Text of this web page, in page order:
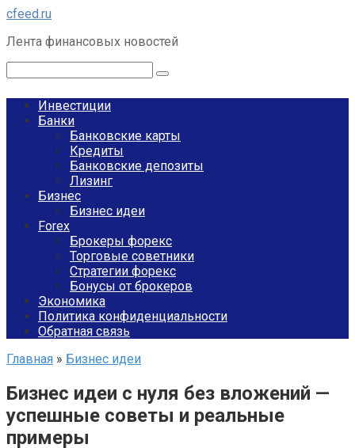
Перейти
контенту
cfeed.ru
Лента финансовых новостей
Инвестиции
Банки
Банковские карты
Кредиты
Банковские депозиты
Лизинг
Бизнес
Бизнес идеи
Forex
Брокеры форекс
Торговые советники
Стратегии форекс
Бонусы от брокеров
Экономика
Политика конфиденциальности
Обратная связь
Главная » Бизнес идеи
Бизнес идеи с нуля без вложений —
успешные советы и реальные
примеры